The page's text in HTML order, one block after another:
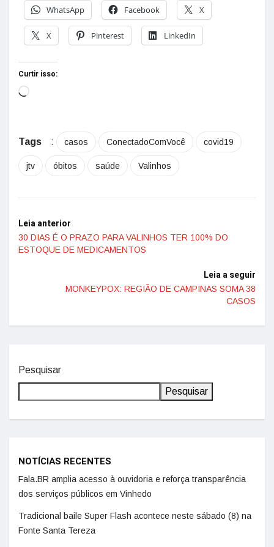
WhatsApp Facebook X
X Pinterest LinkedIn
Curtir isso:
Tags : casos ConectadoComVocê covid19
jtv óbitos saúde Valinhos
Leia anterior
30 DIAS É O PRAZO PARA VALINHOS TER 100% DO
ESTOQUE DE MEDICAMENTOS
Leia a seguir
MONKEYPOX: REGIÃO DE CAMPINAS SOMA 38
CASOS
Pesquisar
Pesquisar
NOTÍCIAS RECENTES
Fala.BR amplia acesso à ouvidoria e reforça transparência
dos serviços públicos em Vinhedo
Tradicional baile Super Flash acontece neste sábado (8) na
Fonte Santa Tereza